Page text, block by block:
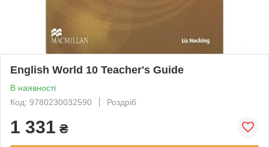
English World 10 Teacher's Guide
В наявності
Код: 9780230032590
Роздріб
1 331 ₴